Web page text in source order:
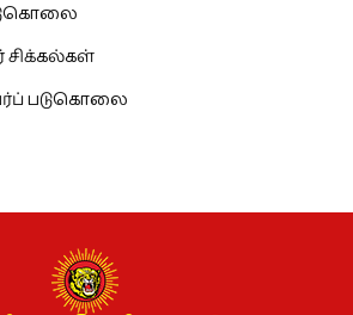
சிக்கல்கள்
படுகொலை